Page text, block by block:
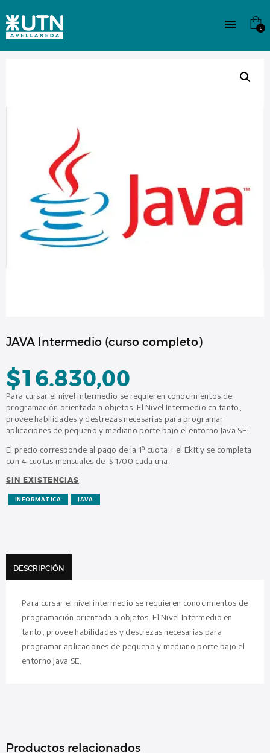
0
CULTURA
JAVA Intermedio (curso completo)
$16.830,00
Para cursar el nivel intermedio se requieren conocimientos de
programación orientada a objetos. El Nivel Intermedio en tanto,
provee habilidades y destrezas necesarias para programar
aplicaciones de pequeño y mediano porte bajo el entorno Java SE.
El precio corresponde al pago de la 1º cuota + el Ekit y se completa
con 4 cuotas mensuales de $ 1700 cada una.
SIN EXISTENCIAS
INFORMÁTICA JAVA
DESCRIPCIÓN
Para cursar el nivel intermedio se requieren conocimientos de
programación orientada a objetos. El Nivel Intermedio en
tanto, provee habilidades y destrezas necesarias para
programar aplicaciones de pequeño y mediano porte bajo el
entorno Java SE.
Productos relacionados